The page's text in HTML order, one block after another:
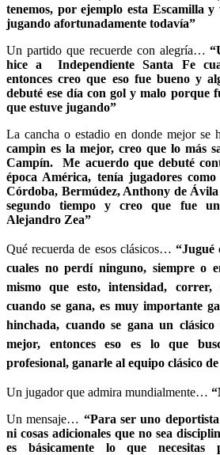
tenemos, por ejemplo esta Escamilla y
jugando afortunadamente todavía”
Un partido que recuerde con alegría…
hice a Independiente Santa Fe
entonces creo que eso fue bueno y
debuté ese día con gol y malo porque
que estuve jugando”
La cancha o estadio en donde mejor se
campin es la mejor, creo que lo más
Campín. Me acuerdo que debuté
época América, tenía jugadores
Córdoba, Bermúdez, Anthony de
segundo tiempo y creo que fue
Alejandro Zea”
Qué recuerda de esos clásicos… “Jugué
cuales no perdí ninguno, siempre o
mismo que esto, intensidad, correr,
cuando se gana, es muy importante
hinchada, cuando se gana un
mejor, entonces eso es lo que
profesional, ganarle al equipo clásico
Un jugador que admira mundialmente…
Un mensaje… “Para ser uno
ni cosas adicionales que no sea
es básicamente lo que